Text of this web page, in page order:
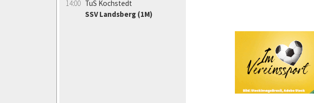
14:00 TuS Kochstedt
SSV Landsberg (1M)